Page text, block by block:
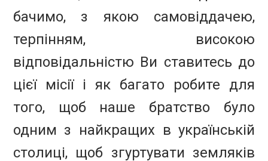
бачимо, з якою самовіддачею,
терпінням, високою
відповідальністю Ви ставитесь до
цієї місії і як багато робите для
того, щоб наше братство було
одним з найкращих в українській
столиці, щоб згуртувати земляків